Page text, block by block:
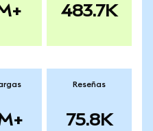
483.7K
Reseñas
75.8K